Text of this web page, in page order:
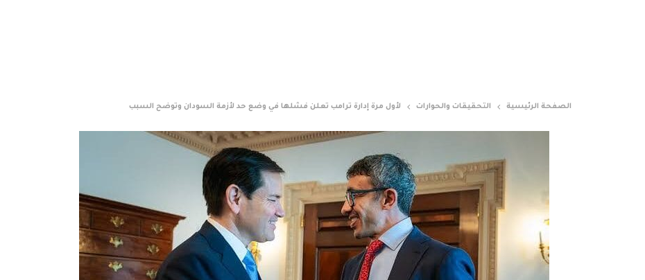
الصفحة الرئيسية التحقيقات والحوارات لأول مرة إدارة ترامب تعلن فشلها في وضع حد لأزمة السودان وتوضح السبب